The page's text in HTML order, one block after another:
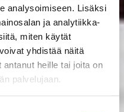
analysoimiseen. Lisäksi
ja analytiikka-
miten käytät
yhdistää näitä
heille tai joita on
palvelujaan.